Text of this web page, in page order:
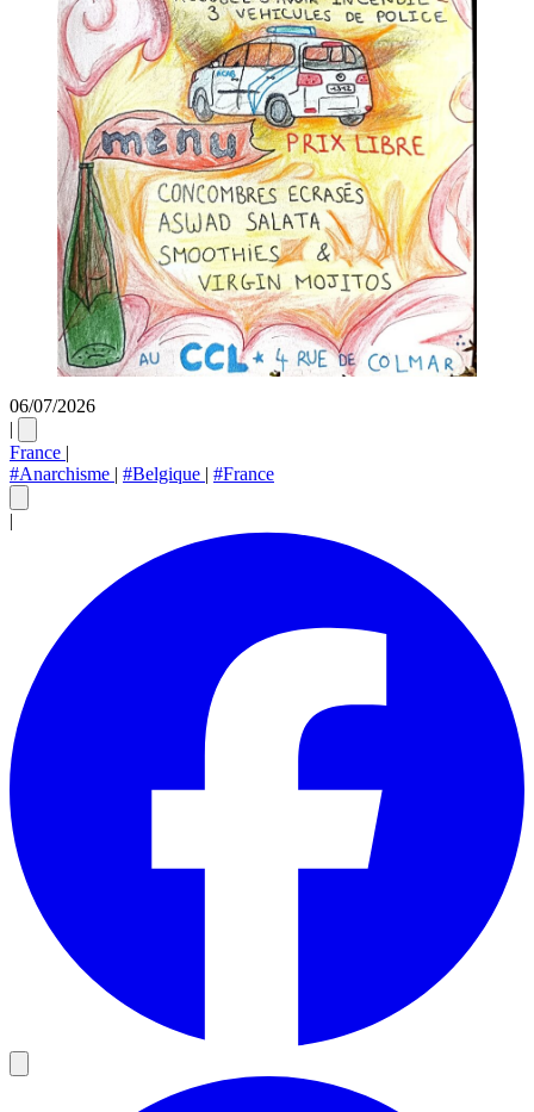
06/07/2026
|
France |
#Anarchisme | #Belgique | #France
|